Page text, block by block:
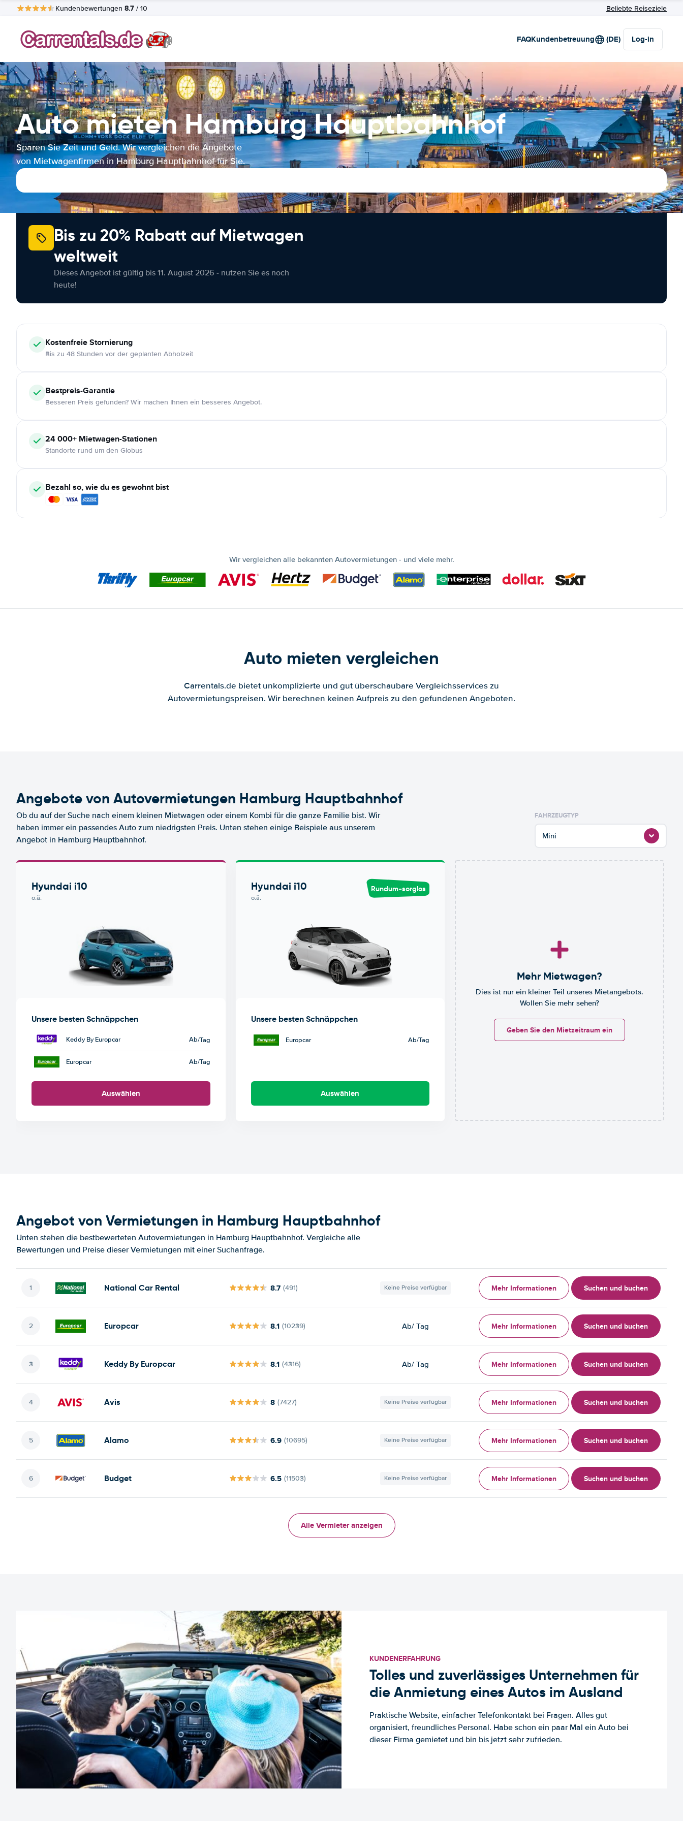
Kundenbewertungen 8.7 / 10 Beliebte Reiseziele
FAQKundenbetreuung (DE) Log-in
Auto mieten Hamburg Hauptbahnhof
Sparen Sie Zeit und Geld. Wir vergleichen die Angebote
von Mietwagenfirmen in Hamburg Hauptbahnhof für Sie.
Bis zu 20% Rabatt auf Mietwagen
weltweit
Dieses Angebot ist gültig bis 11. August 2026 - nutzen Sie es noch
heute!
KostenfreieStornierung
Bis zu 48 Stunden vor der geplanten Abholzeit
Bestpreis-Garantie
Besseren Preis gefunden? Wir machen Ihnen ein besseres Angebot.
24 000+ Mietwagen-Stationen
Standorte rund um den Globus
Bezahl so, wie du es gewohnt bist
Wir vergleichen alle bekannten Autovermietungen - und viele mehr.
Auto mieten vergleichen
Carrentals.de bietet unkomplizierte und gut überschaubare Vergleichsservices zu
Autovermietungspreisen. Wir berechnen keinen Aufpreis zu den gefundenen Angeboten.
Angebote von Autovermietungen Hamburg Hauptbahnhof
Ob du auf der Suche nach einem kleinen Mietwagen oder einem Kombi für die ganze Familie bist. Wir
haben immer ein passendes Auto zum niedrigsten Preis. Unten stehen einige Beispiele aus unserem
Angebot in Hamburg Hauptbahnhof.
FAHRZEUGTYP
Mini
Hyundai i10
o.ä.
Unsere besten Schnäppchen
Keddy By Europcar Ab/Tag
Europcar Ab/Tag
Auswählen
Hyundai i10
o.ä.
Rundum-sorglos
Unsere besten Schnäppchen
Europcar Ab/Tag
Auswählen
Mehr Mietwagen?
Dies ist nur ein kleiner Teil unseres Mietangebots.
Wollen Sie mehr sehen?
Geben Sie den Mietzeitraum ein
Angebot von Vermietungen in Hamburg Hauptbahnhof
Unten stehen die bestbewerteten Autovermietungen in Hamburg Hauptbahnhof. Vergleiche alle
Bewertungen und Preise dieser Vermietungen mit einer Suchanfrage.
National Car Rental 8.7 (491) Keine Preise verfügbar Mehr Informationen Suchen und buchen
Europcar 8.1 (10239) Ab/ Tag Mehr Informationen Suchen und buchen
Keddy By Europcar 8.1 (4316) Ab/ Tag Mehr Informationen Suchen und buchen
Avis 8 (7427) Keine Preise verfügbar Mehr Informationen Suchen und buchen
Alamo 6.9 (10695) Keine Preise verfügbar Mehr Informationen Suchen und buchen
Budget 6.5 (11503) Keine Preise verfügbar Mehr Informationen Suchen und buchen
Alle Vermieter anzeigen
KUNDENERFAHRUNG
Tolles und zuverlässiges Unternehmen für
die Anmietung eines Autos im Ausland
Praktische Website, einfacher Telefonkontakt bei Fragen. Alles gut
organisiert, freundliches Personal. Habe schon ein paar Mal ein Auto bei
dieser Firma gemietet und bin bis jetzt sehr zufrieden.